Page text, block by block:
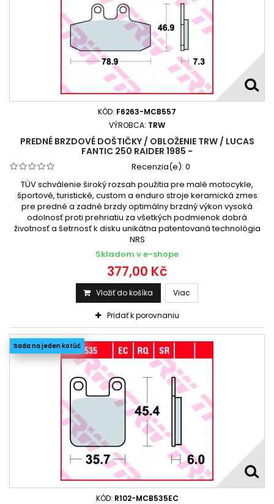
KÓD: F6263-MCB557
VÝROBCA: TRW
PREDNÉ BRZDOVÉ DOŠTIČKY / OBLOŽENIE TRW / LUCAS
FANTIC 250 RAIDER 1985 -
Recenzia(e): 0
TÜV schválenie široký rozsah použitia pre malé motocykle,
športové, turistické, custom a enduro stroje keramická zmes
pre predné a zadné brzdy optimálny brzdný výkon vysoká
odolnosť proti prehriatiu za všetkých podmienok dobrá
životnosť a šetrnosť k disku unikátna patentovaná technológia
NRS
Skladom v e-shope
377,00 Kč
Vložiť do košíka Viac
Pridať k porovnaniu
Sada na jeden kotúč
KÓD: R102-MCB535EC